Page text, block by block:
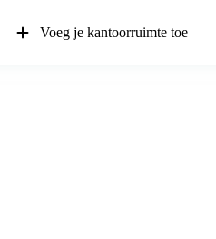
Voeg je kantoorruimte toe